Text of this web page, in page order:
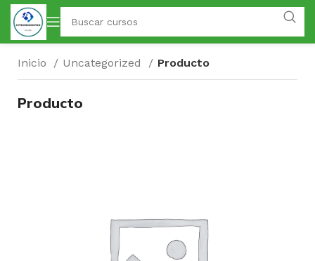
Inicio Uncategorized Producto
Producto